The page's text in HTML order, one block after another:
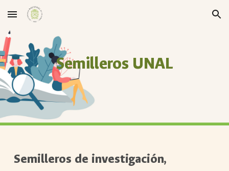
Skip to main content Skip to navigation
Semilleros UNAL
Semilleros de investigación,